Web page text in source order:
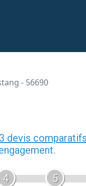
- 56690
3 devis comparatifs
4 5